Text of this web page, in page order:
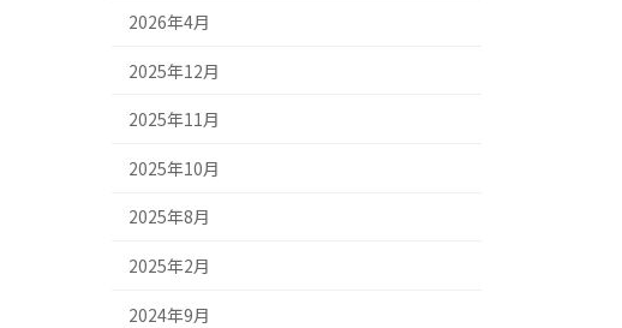
2026年4月
2025年12月
2025年11月
2025年10月
2025年8月
2025年2月
2024年9月